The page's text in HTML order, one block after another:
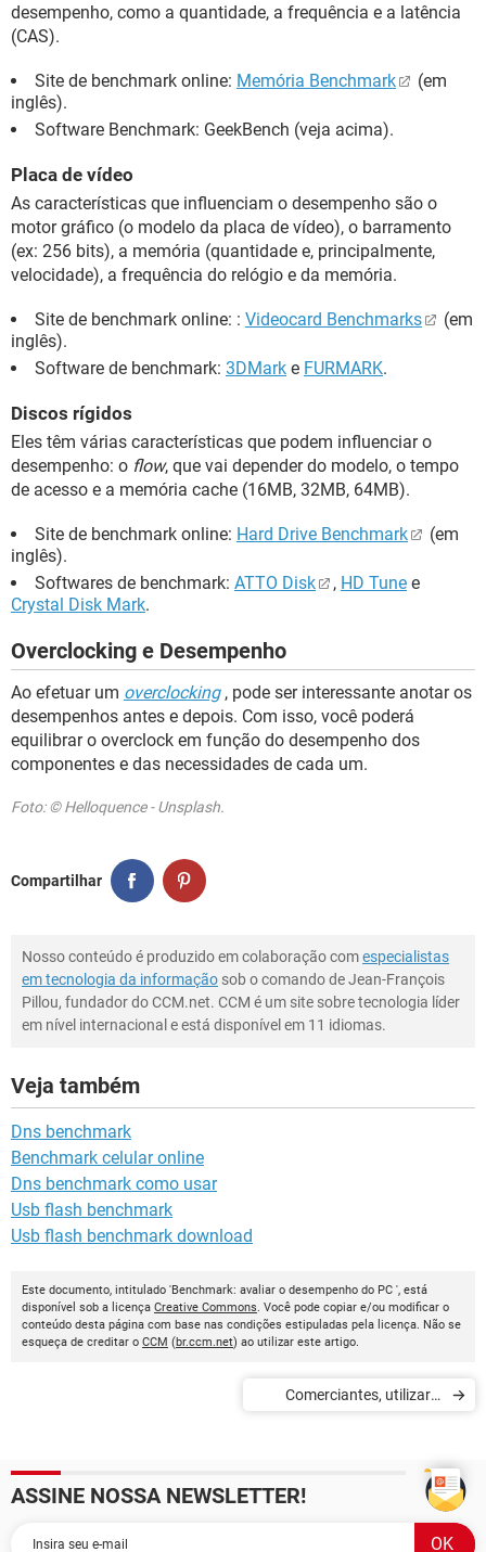
desempenho, como a quantidade, a frequência e a latência
(CAS).
Site de benchmark online: Memória Benchmark
(em
inglês).
Software Benchmark: GeekBench (veja acima).
Placa de vídeo
As características que influenciam o desempenho são o
motor gráfico (o modelo da placa de vídeo), o barramento
(ex: 256 bits), a memória (quantidade e, principalmente,
velocidade), a frequência do relógio e da memória.
Site de benchmark online: : Videocard Benchmarks
(em
inglês).
Software de benchmark: 3DMark e FURMARK.
Discos rígidos
Eles têm várias características que podem influenciar o
desempenho: o flow, que vai depender do modelo, o tempo
de acesso e a memória cache (16MB, 32MB, 64MB).
Site de benchmark online: Hard Drive Benchmark
(em
inglês).
Softwares de benchmark: ATTO Disk , HD Tune e
Crystal Disk Mark.
Overclocking e Desempenho
Ao efetuar um overclocking, pode ser interessante anotar os
desempenhos antes e depois. Com isso, você poderá
equilibrar o overclock em função do desempenho dos
componentes e das necessidades de cada um.
Foto: © Helloquence - Unsplash.
Compartilhar
Nosso conteúdo é produzido em colaboração comespecialistas
em tecnologia da informação sob o comando de Jean-François
Pillou, fundador do CCM.net. CCM é um site sobre tecnologia líder
em nível internacional e está disponível em 11 idiomas.
Veja também
Dns benchmark
Benchmark celular online
Dns benchmark como usar
Usb flash benchmark
Usb flash benchmark download
Este documento, intitulado 'Benchmark: avaliar o desempenho do PC ', está
disponível sob a licença Creative Commons. Você pode copiar e/ou modificar o
conteúdo desta página com base nas condições estipuladas pela licença. Não se
esqueça de creditar o CCM (br.ccm.net) ao utilizar este artigo.
Comerciantes, utilizar a
ASSINE NOSSA NEWSLETTER!